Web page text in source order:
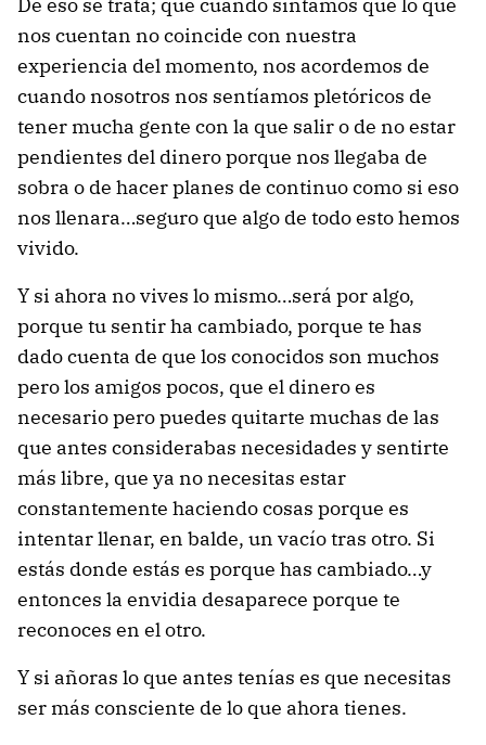
nos cuentan no coincide con nuestra
experiencia del momento, nos acordemos de
cuando nosotros nos sentíamos pletóricos de
tener mucha gente con la que salir o de no estar
pendientes del dinero porque nos llegaba de
sobra o de hacer planes de continuo como si eso
nos llenara…seguro que algo de todo esto hemos
vivido.
Y si ahora no vives lo mismo…será por algo,
porque tu sentir ha cambiado, porque te has
dado cuenta de que los conocidos son muchos
pero los amigos pocos, que el dinero es
necesario pero puedes quitarte muchas de las
que antes considerabas necesidades y sentirte
más libre, que ya no necesitas estar
constantemente haciendo cosas porque es
intentar llenar, en balde, un vacío tras otro. Si
estás donde estás es porque has cambiado…y
entonces la envidia desaparece porque te
reconoces en el otro.
Y si añoras lo que antes tenías es que necesitas
ser más consciente de lo que ahora tienes.